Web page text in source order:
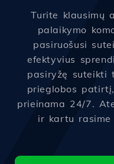
Turite klausimų
palaikymo
pasiruošusi
efektyvius
pasiryžę suteikti
prieglobos
prieinama 24/7.
ir kartu rasime